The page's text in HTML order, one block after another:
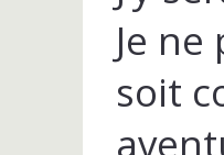
Je
soit